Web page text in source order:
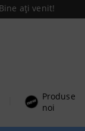
ați venit!
Produse
noi